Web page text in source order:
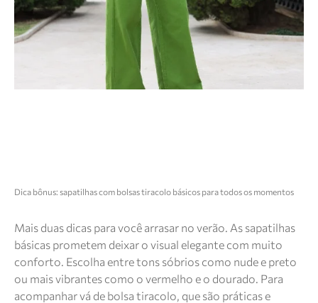
Dica bônus: sapatilhas com bolsas tiracolo básicos para todos os momentos
Mais duas dicas para você arrasar no verão. As sapatilhas
básicas prometem deixar o visual elegante com muito
conforto. Escolha entre tons sóbrios como nude e preto
ou mais vibrantes como o vermelho e o dourado. Para
acompanhar vá de bolsa tiracolo, que são práticas e